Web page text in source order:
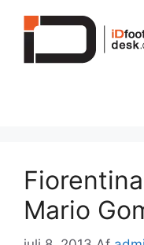
Mario